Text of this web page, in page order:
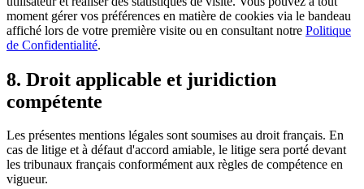
moment gérer vos préférences en matière de cookies via le bandeau
affiché lors de votre première visite ou en consultant notre Politique
de Confidentialité.
8. Droit applicable et juridiction
compétente
Les présentes mentions légales sont soumises au droit français. En
cas de litige et à défaut d'accord amiable, le litige sera porté devant
les tribunaux français conformément aux règles de compétence en
vigueur.